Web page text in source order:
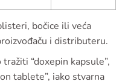
bočice ili veća
i distributeru.
“doxepin kapsule”,
tablete”, iako stvarna